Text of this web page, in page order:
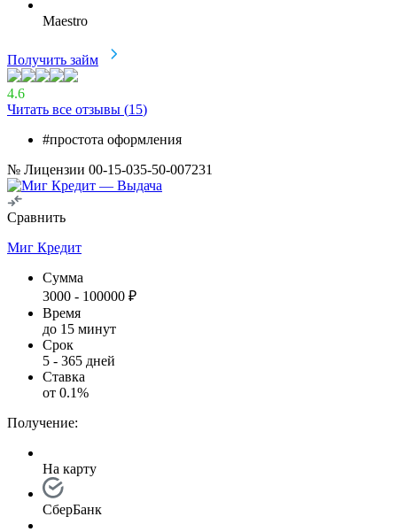
Maestro
Получить займ
4.6
Читать все отзывы (15)
#простота оформления
№ Лицензии 00-15-035-50-007231
Сравнить
Миг Кредит
Сумма
3000 - 100000 ₽
Время
до 15 минут
Срок
5 - 365 дней
Ставка
от 0.1%
Получение:
На карту
СберБанк